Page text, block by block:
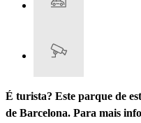
É turista? Este parque de
de Barcelona. Para mais